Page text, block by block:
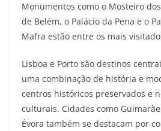
Monumentos como o Mosteiro
de Belém, o Palácio da Pena e o
Mafra estão entre os mais
Lisboa e Porto são destinos
uma combinação de história e
centros históricos preservados e
culturais. Cidades como
Évora também se destacam por